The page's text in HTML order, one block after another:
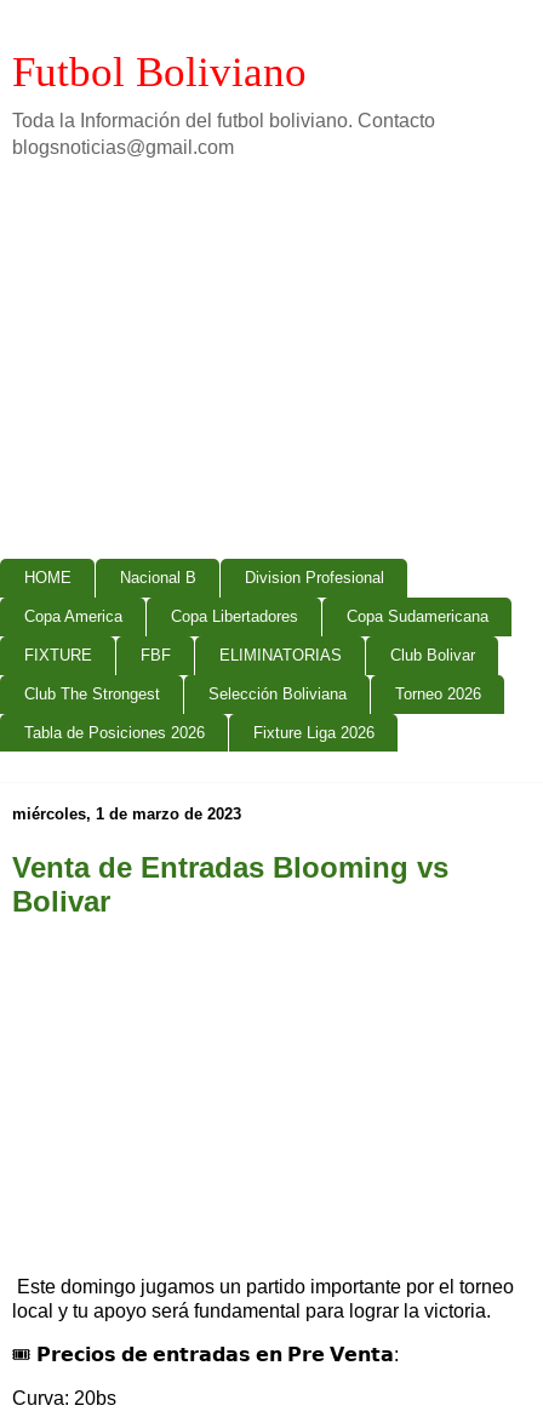
Futbol Boliviano
Toda la Información del futbol boliviano. Contacto
blogsnoticias@gmail.com
HOME Nacional B Division Profesional
Copa America Copa Libertadores Copa Sudamericana
FIXTURE FBF ELIMINATORIAS Club Bolivar
Club The Strongest Selección Boliviana Torneo 2026
Tabla de Posiciones 2026 Fixture Liga 2026
miércoles, 1 de marzo de 2023
Venta de Entradas Blooming vs
Bolivar
Este domingo jugamos un partido importante por el torneo
local y tu apoyo será fundamental para lograr la victoria.
🎟 𝗣𝗿𝗲𝗰𝗶𝗼𝘀 𝗱𝗲 𝗲𝗻𝘁𝗿𝗮𝗱𝗮𝘀 𝗲𝗻 𝗣𝗿𝗲 𝗩𝗲𝗻𝘁𝗮:
Curva: 20bs